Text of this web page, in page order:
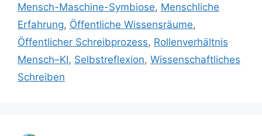
Mensch-Maschine-Symbiose, Menschliche
Erfahrung, Öffentliche Wissensräume,
Öffentlicher Schreibprozess, Rollenverhältnis
Mensch–KI, Selbstreflexion, Wissenschaftliches
Schreiben